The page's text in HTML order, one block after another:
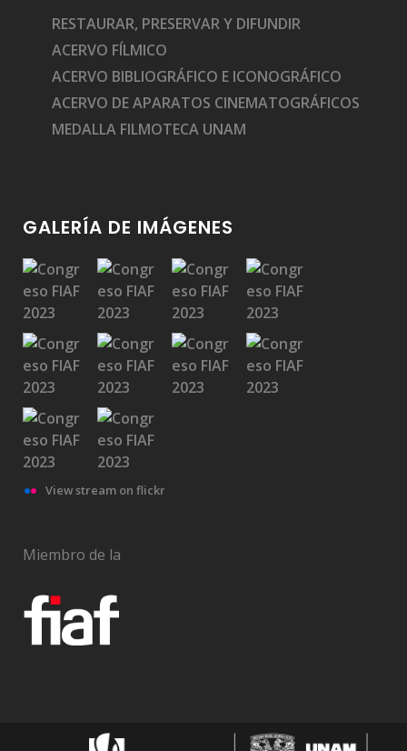
RESTAURAR, PRESERVAR Y DIFUNDIR
ACERVO FÍLMICO
ACERVO BIBLIOGRÁFICO E ICONOGRÁFICO
ACERVO DE APARATOS CINEMATOGRÁFICOS
MEDALLA FILMOTECA UNAM
GALERÍA DE IMÁGENES
View stream on flickr
Miembro de la